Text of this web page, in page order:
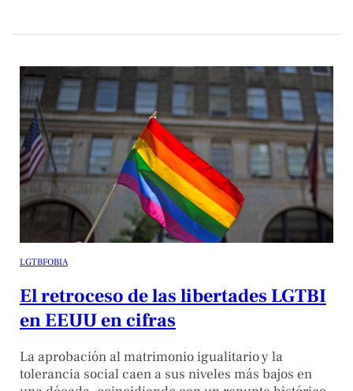
LGTBFOBIA
El retroceso de las libertades LGTBI
en EEUU en cifras
La aprobación al matrimonio igualitario y la
tolerancia social caen a sus niveles más bajos en